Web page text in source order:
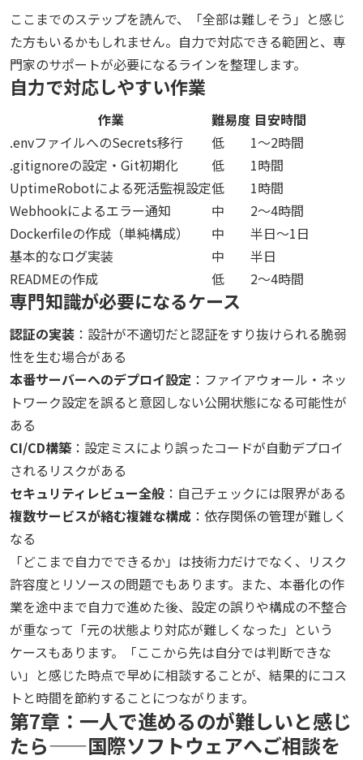
ここまでのステップを読んで、「全部は難しそう」と感じ
た方もいるかもしれません。自力で対応できる範囲と、専
門家のサポートが必要になるラインを整理します。
自力で対応しやすい作業
作業 難易度 目安時間
.envファイルへのSecrets移行
低
1〜2時間
.gitignoreの設定・Git初期化
低
1時間
UptimeRobotによる死活監視設定低
1時間
Webhookによるエラー通知
中
2〜4時間
Dockerfileの作成（単純構成）
中
半日〜1日
基本的なログ実装
中
半日
READMEの作成
低 2〜4時間
専門知識が必要になるケース
認証の実装 ：設計が不適切だと認証をすり抜けられる脆弱
性を生む場合がある
本番サーバーへのデプロイ設定 ：ファイアウォール・ネッ
トワーク設定を誤ると意図しない公開状態になる可能性が
ある
CI/CD構築 ：設定ミスにより誤ったコードが自動デプロイ
されるリスクがある
セキュリティレビュー全般 ：自己チェックには限界がある
複数サービスが絡む複雑な構成 ：依存関係の管理が難しく
なる
「どこまで自力でできるか」は技術力だけでなく、リスク
許容度とリソースの問題でもあります。また、本番化の作
業を途中まで自力で進めた後、設定の誤りや構成の不整合
が重なって「元の状態より対応が難しくなった」という
ケースもあります。「ここから先は自分では判断できな
い」と感じた時点で早めに相談することが、結果的にコス
トと時間を節約することにつながります。
第7章：一人で進めるのが難しいと感じ
たら——国際ソフトウェアへご相談を